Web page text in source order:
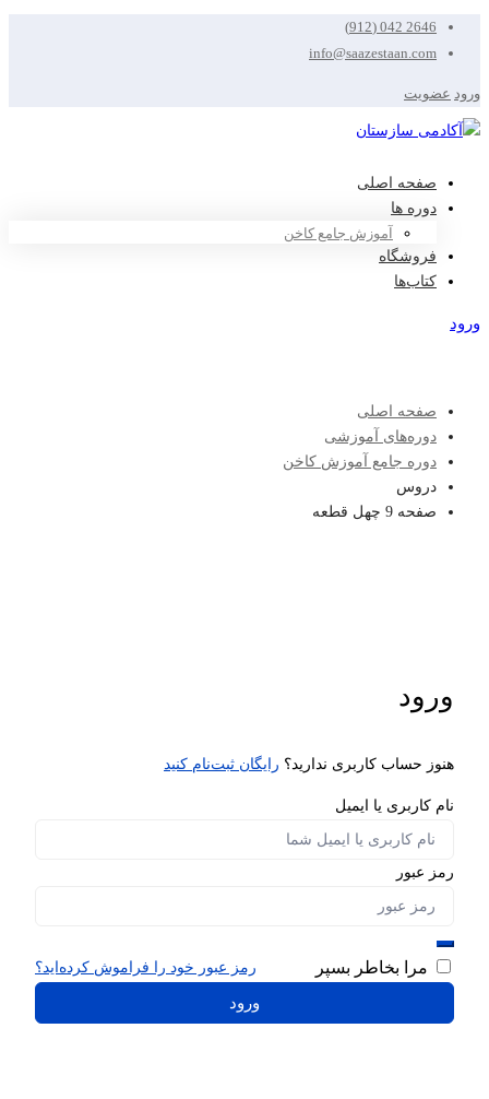
2646 042 (912)
info@saazestaan.com
ورود عضویت
صفحه اصلی
دوره ها
آموزش جامع کاخن
فروشگاه
کتاب‌ها
ورود
صفحه اصلی
دوره‌های آموزشی
دوره جامع آموزش کاخن
دروس
صفحه 9 چهل قطعه
ورود
هنوز حساب کاربری ندارید؟ رایگان ثبت‌نام کنید
نام کاربری یا ایمیل
رمز عبور
مرا بخاطر بسپر رمز عبور خود را فراموش کرده‌اید؟
ورود